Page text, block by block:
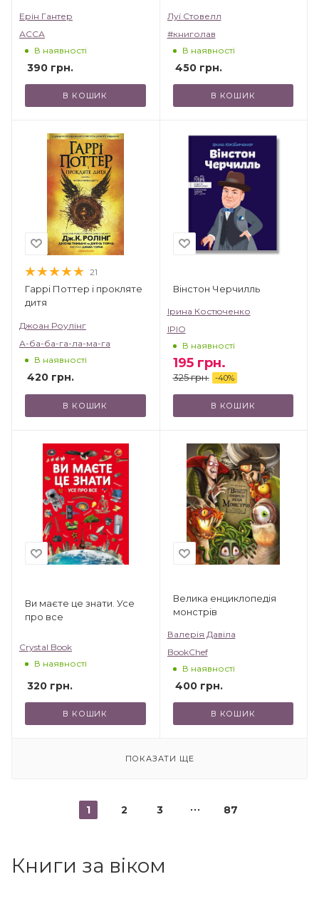
Ерін Гантер
АССА
В наявності
390 грн.
В КОШИК
Луї Стовелл
#книголав
В наявності
450грн.
В КОШИК
21
Гаррі Поттер і прокляте
дитя
Джоан Роулінг
А-ба-ба-га-ла-ма-га
В наявності
420 грн.
В КОШИК
Вінстон Черчилль
Ірина Костюченко
IPIO
В наявності
195грн.
325грн. -40%
В КОШИК
Ви маєте це знати. Усе
про все
Crystal Book
В наявності
320 грн.
В КОШИК
Велика енциклопедія
монстрів
Валерія Давіла
BookChef
В наявності
400грн.
В КОШИК
ПОКАЗАТИ ЩЕ
1 2 3 87
Книги за віком